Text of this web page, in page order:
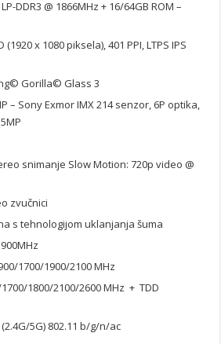
DDR3 @ 1866MHz + 16/64GB ROM –
(1920 x 1080 piksela), 401 PPI, LTPS IPS
Gorilla© Glass 3
– Sony Exmor IMX 214 senzor, 6P optika,
snimanje Slow Motion: 720p video @
zvučnici
s tehnologijom uklanjanja šuma
1700/1900/2100 MHz
1700/1800/2100/2600 MHz + TDD
5G) 802.11 b/g/n/ac